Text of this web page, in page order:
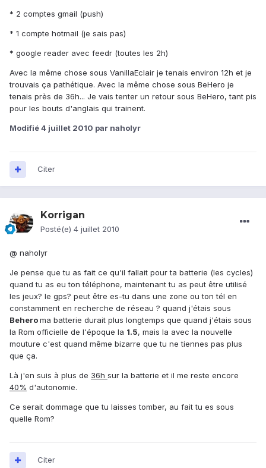
* 2 comptes gmail (push)
* 1 compte hotmail (je sais pas)
* google reader avec feedr (toutes les 2h)
Avec la même chose sous VanillaEclair je tenais environ 12h et je
trouvais ça pathétique. Avec la même chose sous BeHero je
tenais près de 36h... Je vais tenter un retour sous BeHero, tant pis
pour les bouts d'anglais qui trainent.
Modifié4 juillet 2010 par naholyr
Citer
Korrigan
Posté(e) 4 juillet 2010
@ naholyr
Je pense que tu as fait ce qu'il fallait pour ta batterie (les cycles)
quand tu as eu ton téléphone, maintenant tu as peut être utilisé
les jeux? le gps? peut être es-tu dans une zone ou ton tél en
constamment en recherche de réseau ? quand j'étais sous
Beheroma batterie durait plus longtemps que quand j'étais sous
la Rom officielle de l'époque la 1.5, mais la avec la nouvelle
mouture c'est quand même bizarre que tu ne tiennes pas plus
que ça.
Là j'en suis à plus de 36h sur la batterie et il me reste encore
40% d'autonomie.
Ce serait dommage que tu laisses tomber, au fait tu es sous
quelle Rom?
Citer